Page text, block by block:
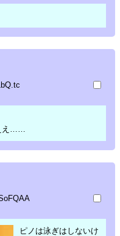
え……
ピノは泳ぎはしないけ